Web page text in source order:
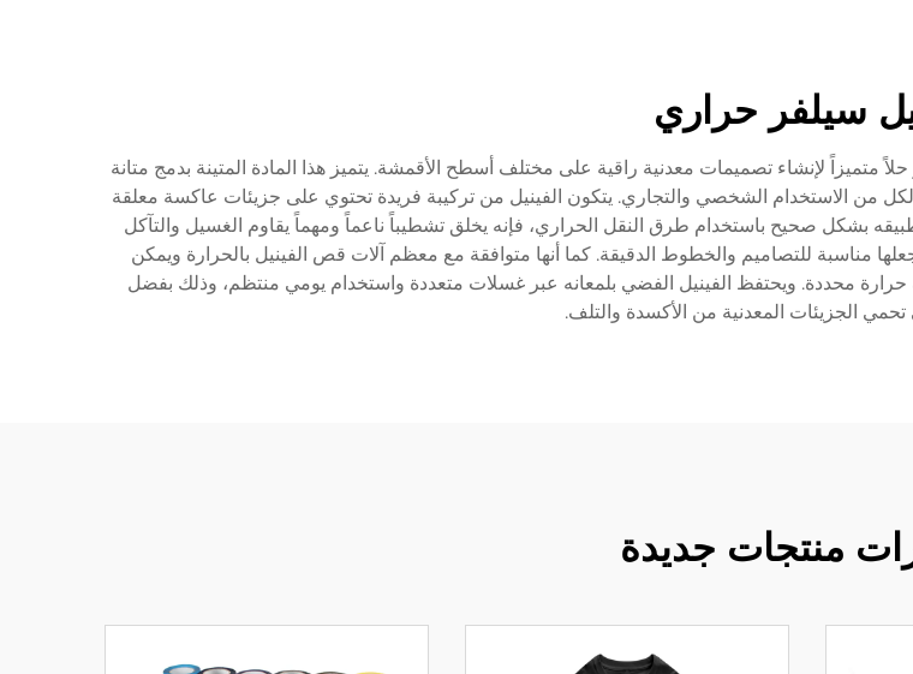
سيلفر حراري
متميزاً لإنشاء تصميمات معدنية راقية على مختلف أسطح الأقمشة. يتميز هذا المادة المتينة بدمج متانة
من الاستخدام الشخصي والتجاري. يتكون الفينيل من تركيبة فريدة تحتوي على جزيئات عاكسة معلقة
بشكل صحيح باستخدام طرق النقل الحراري، فإنه يخلق تشطيباً ناعماً ومهماً يقاوم الغسيل والتآكل
مناسبة للتصاميم والخطوط الدقيقة. كما أنها متوافقة مع معظم آلات قص الفينيل بالحرارة ويمكن
محددة. ويحتفظ الفينيل الفضي بلمعانه عبر غسلات متعددة واستخدام يومي منتظم، وذلك بفضل
تحمي الجزيئات المعدنية من الأكسدة والتلف.
منتجات جديدة